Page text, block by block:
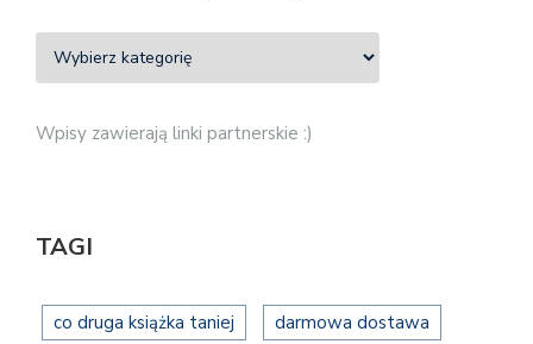
Wpisy zawierają linki partnerskie :)
TAGI
co druga książka taniej darmowa dostawa